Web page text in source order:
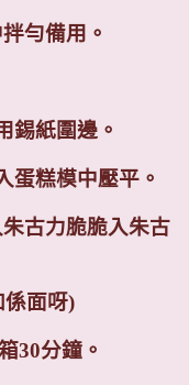
勻備用。
錫紙圍邊。
蛋糕模中壓平。
古力脆脆入朱古
係面呀)
30分鐘。